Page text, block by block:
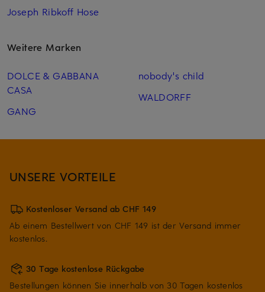
Joseph Ribkoff Hose
Weitere Marken
DOLCE & GABBANA
CASA
GANG
nobody's child
WALDORFF
UNSERE VORTEILE
Kostenloser Versand ab CHF 149
Ab einem Bestellwert von CHF 149 ist der Versand immer
kostenlos.
30 Tage kostenlose Rückgabe
Bestellungen können Sie innerhalb von 30 Tagen kostenlos